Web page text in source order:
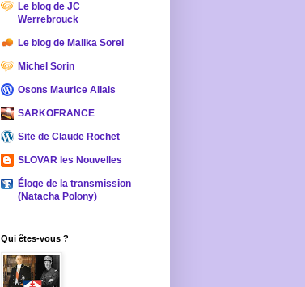
Le blog de JC
Werrebrouck
Le blog de Malika Sorel
Michel Sorin
Osons Maurice Allais
SARKOFRANCE
Site de Claude Rochet
SLOVAR les Nouvelles
Éloge de la transmission
(Natacha Polony)
Qui êtes-vous ?